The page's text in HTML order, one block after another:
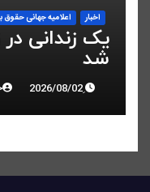
اخبار اعلاميه جهانی حقوق
یک زندانی
شد